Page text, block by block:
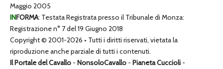
Maggio 2005
INFORMA: Testata Registrata presso il Tribunale di Monza:
Registrazione n° 7 del 19 Giugno 2018
Copyright © 2001-2026 • Tutti i diritti riservati, vietata la
riproduzione anche parziale di tutti i contenuti.
Il Portale del Cavallo - NonsoloCavallo - Pianeta Cuccioli -